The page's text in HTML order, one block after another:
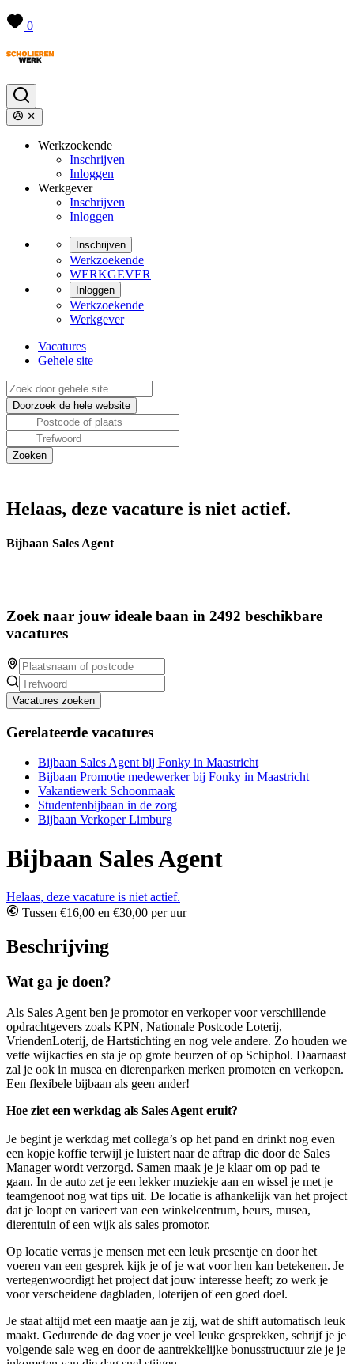
0
Werkzoekende
Inschrijven
Inloggen
Werkgever
Inschrijven
Inloggen
Inschrijven
Werkzoekende
WERKGEVER
Inloggen
Werkzoekende
Werkgever
Vacatures
Gehele site
Helaas, deze vacature is niet actief.
Bijbaan Sales Agent
Zoek naar jouw ideale baan in 2492 beschikbare
vacatures
Vacatures zoeken
Gerelateerde vacatures
Bijbaan Sales Agent bij Fonky in Maastricht
Bijbaan Promotie medewerker bij Fonky in Maastricht
Vakantiewerk Schoonmaak
Studentenbijbaan in de zorg
Bijbaan Verkoper Limburg
Bijbaan Sales Agent
Helaas, deze vacature is niet actief.
Tussen €16,00 en €30,00 per uur
Beschrijving
Wat ga je doen?
Als Sales Agent ben je promotor en verkoper voor verschillende
opdrachtgevers zoals KPN, Nationale Postcode Loterij,
VriendenLoterij, de Hartstichting en nog vele andere. Zo houden we
vette wijkacties en sta je op grote beurzen of op Schiphol. Daarnaast
zal je ook in musea en dierenparken merken promoten en verkopen.
Een flexibele bijbaan als geen ander!
Hoe ziet een werkdag als Sales Agent eruit?
Je begint je werkdag met collega’s op het pand en drinkt nog even
een kopje koffie terwijl je luistert naar de aftrap die door de Sales
Manager wordt verzorgd. Samen maak je je klaar om op pad te
gaan. In de auto zet je een lekker muziekje aan en wissel je met je
teamgenoot nog wat tips uit. De locatie is afhankelijk van het project
dat je loopt en varieert van een winkelcentrum, beurs, musea,
dierentuin of een wijk als sales promotor.
Op locatie verras je mensen met een leuk presentje en door het
voeren van een gesprek kijk je of je wat voor hen kan betekenen. Je
vertegenwoordigt het project dat jouw interesse heeft; zo werk je
voor verscheidene dagbladen, loterijen of een goed doel.
Je staat altijd met een maatje aan je zij, wat de shift automatisch leuk
maakt. Gedurende de dag voer je veel leuke gesprekken, schrijf je je
volgende sale weg en door de aantrekkelijke bonusstructuur zie je je